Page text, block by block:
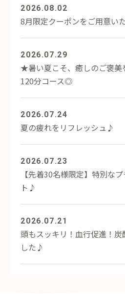
2026.08.02
8月限定クーポンをご用意い
2026.07.29
★暑い夏こそ、癒しのご褒
120分コース◎
2026.07.24
夏の疲れをリフレッシュ♪
2026.07.23
【先着30名様限定】特別な
ト♪
2026.07.21
頭もスッキリ！血行促進！
した♪